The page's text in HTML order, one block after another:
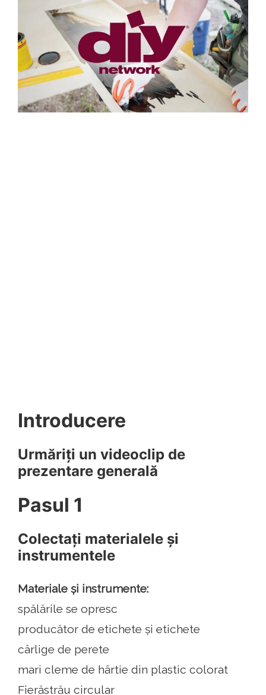
Introducere
Urmăriți un videoclip de
prezentare generală
Pasul 1
Colectați materialele și
instrumentele
Materiale și instrumente:
spălările se opresc
producător de etichete și etichete
cârlige de perete
mari cleme de hârtie din plastic colorat
Fierăstrău circular